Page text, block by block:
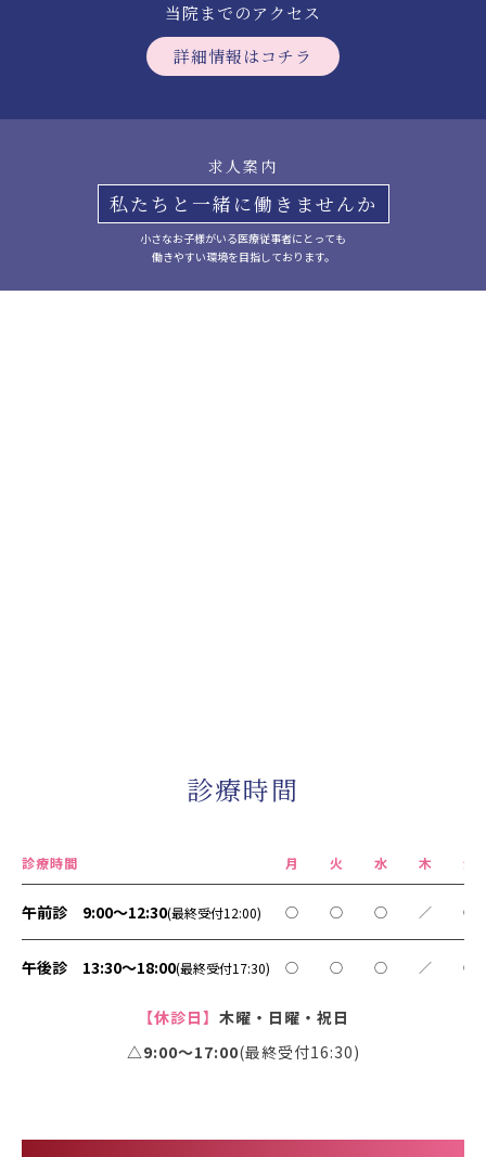
当院までのアクセス
詳細情報はコチラ
求人案内
私たちと一緒に働きませんか
小さなお子様がいる医療従事者にとっても
働きやすい環境を目指しております。
診療時間
診療時間 月 火 水 木 金
午前診 9:00～12:30(最終受付12:00) ○ ○ ○ ／ ○
午後診 13:30～18:00(最終受付17:30) ○ ○ ○ ／ ○
【休診日】 木曜・日曜・祝日
△9:00〜17:00(最終受付16:30)